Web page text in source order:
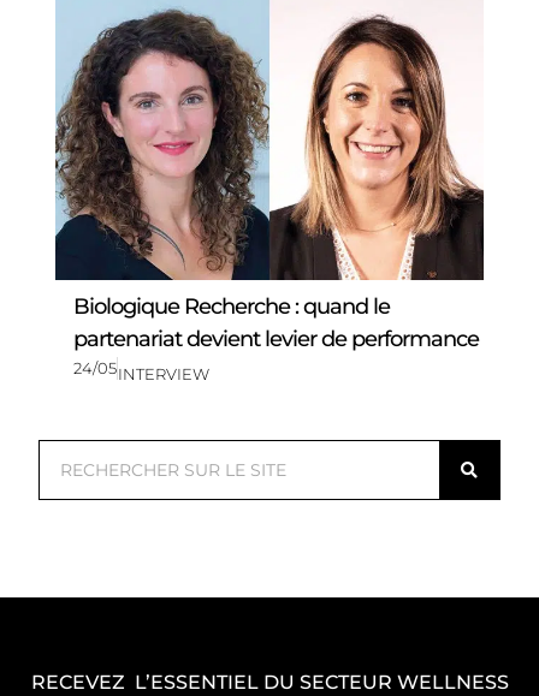
Biologique Recherche : quand le
partenariat devient levier de performance
24/05INTERVIEW
h
RECEVEZ L’ESSENTIEL DU SECTEUR WELLNESS